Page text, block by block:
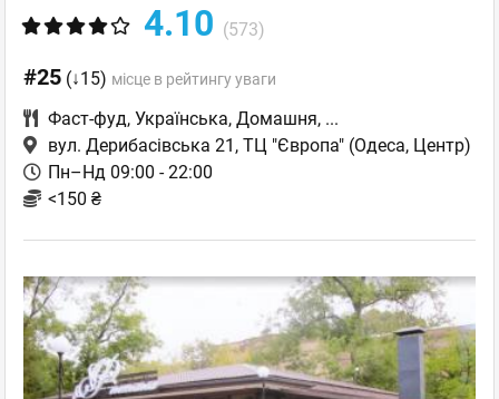
4.10 (573)
#25 (↓15) місце в рейтингу уваги
Фаст-фуд, Українська, Домашня, ...
вул. Дерибасівська 21, ТЦ "Європа" (Одеса, Центр)
Пн–Нд 09:00 - 22:00
<150 ₴